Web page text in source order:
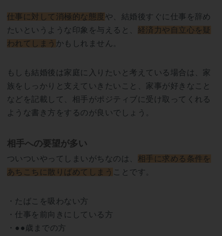
仕事に対して消極的な態度や、結婚後すぐに仕事を辞め
たいというような印象を与えると、 経済力や自立心を疑
われてしまう かもしれません。
もしも結婚後は家庭に入りたいと考えている場合は、家
族をしっかりと支えていきたいこと、家事が好きなこと
などを記載して、相手がポジティブに受け取ってくれる
ような書き方をするのが良いでしょう。
相手への要望が多い
ついついやってしまいがちなのは、 相手に求める条件を
あちこちに散りばめてしまう ことです。
・たばこを吸わない方
・仕事を前向きにしている方
・●●歳までの方